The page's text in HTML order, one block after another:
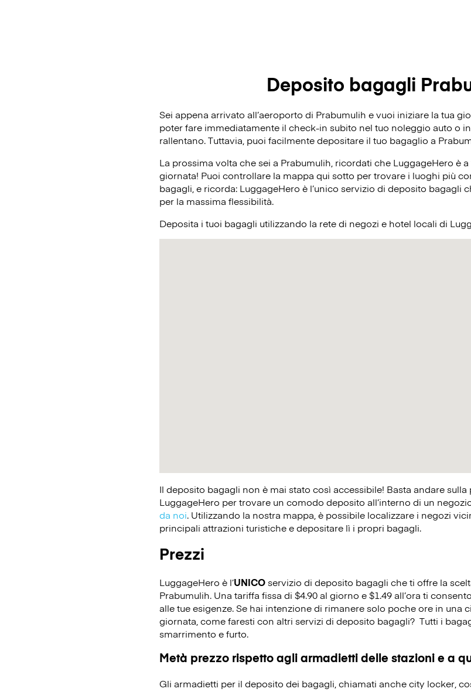
Deposito bagagli
Sei appena arrivato all’aeroporto di Prabumulih e vuoi iniziare la tua
poter fare immediatamente il check-in subito nel tuo noleggio auto o
rallentano. Tuttavia, puoi facilmente depositare il tuo bagaglio a
La prossima volta che sei a Prabumulih, ricordati che LuggageHero è
giornata! Puoi controllare la mappa qui sotto per trovare i luoghi più
bagagli, e ricorda: LuggageHero è l’unico servizio di deposito bagagli
per la massima flessibilità.
Deposita i tuoi bagagli utilizzando la rete di negozi e hotel locali di
Il deposito bagagli non è mai stato così accessibile! Basta andare
LuggageHero per trovare un comodo deposito all’interno di un
da noi. Utilizzando la nostra mappa, è possibile localizzare i negozi
principali attrazioni turistiche e depositare lì i propri bagagli.
Prezzi
LuggageHero è l’UNICOservizio di deposito bagagli che ti offre la
Prabumulih. Una tariffa fissa di $4.90 al giorno e $1.49 all’ora ti
alle tue esigenze. Se hai intenzione di rimanere solo poche ore in una
giornata, come faresti con altri servizi di deposito bagagli? Tutti i
smarrimento e furto.
Metà prezzo rispetto agli armadietti delle stazioni e a
Gli armadietti per il deposito dei bagagli, chiamati anche city locker,